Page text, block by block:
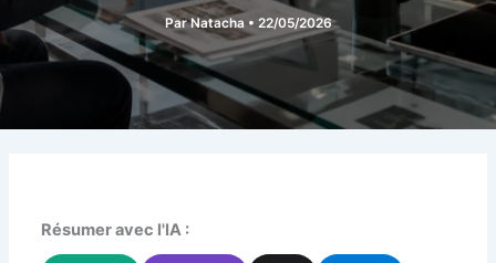
ParNatacha • 22/05/2026
Résumer avec l'IA :